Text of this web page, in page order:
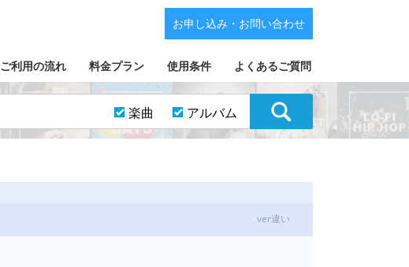
ご利用の流れ 料金プラン 使用条件 よくあるご質問
お申し込み・お問い合わせ
楽曲 アルバム
ver違い